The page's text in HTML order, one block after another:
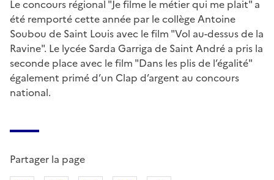
Le concours régional "Je filme le métier qui me plait" a
été remporté cette année par le collège Antoine
Soubou de Saint Louis avec le film "Vol au-dessus de la
Ravine". Le lycée Sarda Garriga de Saint André a pris la
seconde place avec le film "Dans les plis de l’égalité"
également primé d’un Clap d’argent au concours
national.
Partager la page